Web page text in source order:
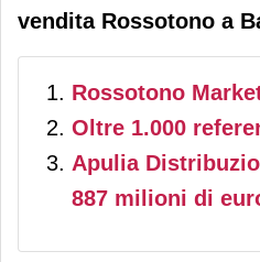
vendita Rossotono a
Rossotono
Oltre 1.000
Apulia
887 milioni di